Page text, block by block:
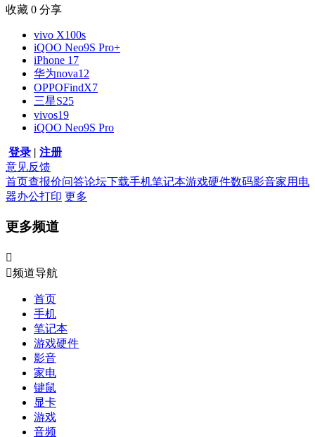
收藏 0 分享
vivo X100s
iQOO Neo9S Pro+
iPhone 17
华为nova12
OPPOFindX7
三星S25
vivos19
iQOO Neo9S Pro
登录 | 注册
意见反馈
首页查报价问答论坛下载手机笔记本游戏硬件数码影音家用电
器办公打印 更多
更多频道

频道导航
首页
手机
笔记本
游戏硬件
影音
家电
键鼠
显卡
游戏
音频